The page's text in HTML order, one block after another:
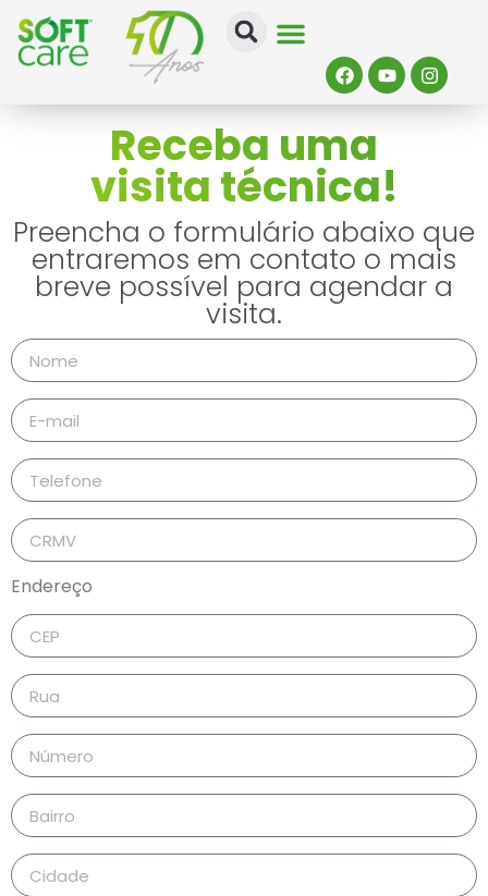
Receba uma
visita técnica!
Preencha o formulário abaixo que
entraremos em contato o mais
breve possível para agendar a
visita.
Endereço